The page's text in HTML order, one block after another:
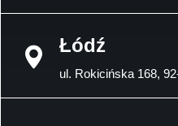
Łódź
ul. Rokicińska 168,